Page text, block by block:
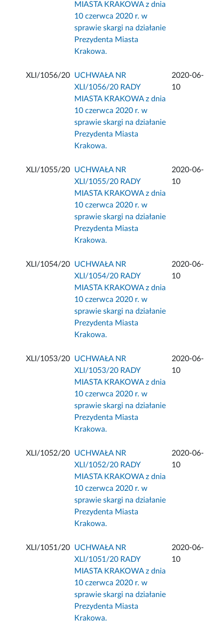
MIASTA KRAKOWA z dnia
10 czerwca 2020 r. w
sprawie skargi na działanie
Prezydenta Miasta
Krakowa.
XLI/1056/20
UCHWAŁA NR
XLI/1056/20 RADY
MIASTA KRAKOWA z dnia
10 czerwca 2020 r. w
sprawie skargi na działanie
Prezydenta Miasta
Krakowa.
2020-06-
10
XLI/1055/20
UCHWAŁA NR
XLI/1055/20 RADY
MIASTA KRAKOWA z dnia
10 czerwca 2020 r. w
sprawie skargi na działanie
Prezydenta Miasta
Krakowa.
2020-06-
10
XLI/1054/20
UCHWAŁA NR
XLI/1054/20 RADY
MIASTA KRAKOWA z dnia
10 czerwca 2020 r. w
sprawie skargi na działanie
Prezydenta Miasta
Krakowa.
2020-06-
10
XLI/1053/20
UCHWAŁA NR
XLI/1053/20 RADY
MIASTA KRAKOWA z dnia
10 czerwca 2020 r. w
sprawie skargi na działanie
Prezydenta Miasta
Krakowa.
2020-06-
10
XLI/1052/20
UCHWAŁA NR
XLI/1052/20 RADY
MIASTA KRAKOWA z dnia
10 czerwca 2020 r. w
sprawie skargi na działanie
Prezydenta Miasta
Krakowa.
2020-06-
10
XLI/1051/20
UCHWAŁA NR
XLI/1051/20 RADY
MIASTA KRAKOWA z dnia
10 czerwca 2020 r. w
sprawie skargi na działanie
Prezydenta Miasta
Krakowa.
2020-06-
10